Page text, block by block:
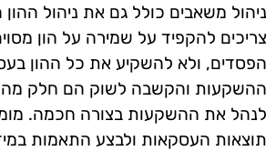
ניהול משאבים כולל גם את ניהול
צריכים להקפיד על שמירה על הון
הפסדים, ולא להשקיע את כל ההון
ההשקעות והקשבה לשוק הם חלק
לנהל את ההשקעות בצורה חכמה.
תוצאות העסקאות ולבצע התאמות